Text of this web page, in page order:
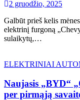
2 gruodžio, 2025
Galbūt prieš kelis
elektrinį furgoną
sulaikytų,…
ELEKTRINIAI
Naujasis „BYD“
per pirmąją